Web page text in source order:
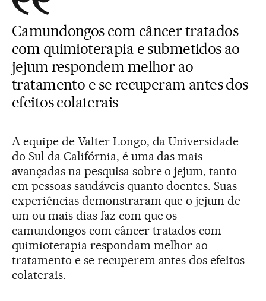
Camundongos com câncer tratados
com quimioterapia e submetidos ao
jejum respondem melhor ao
tratamento e se recuperam antes dos
efeitos colaterais
A equipe de Valter Longo, da Universidade
do Sul da Califórnia, é uma das mais
avançadas na pesquisa sobre o jejum, tanto
em pessoas saudáveis quanto doentes. Suas
experiências demonstraram que o jejum de
um ou mais dias faz com que os
camundongos com câncer tratados com
quimioterapia respondam melhor ao
tratamento e se recuperem antes dos efeitos
colaterais.